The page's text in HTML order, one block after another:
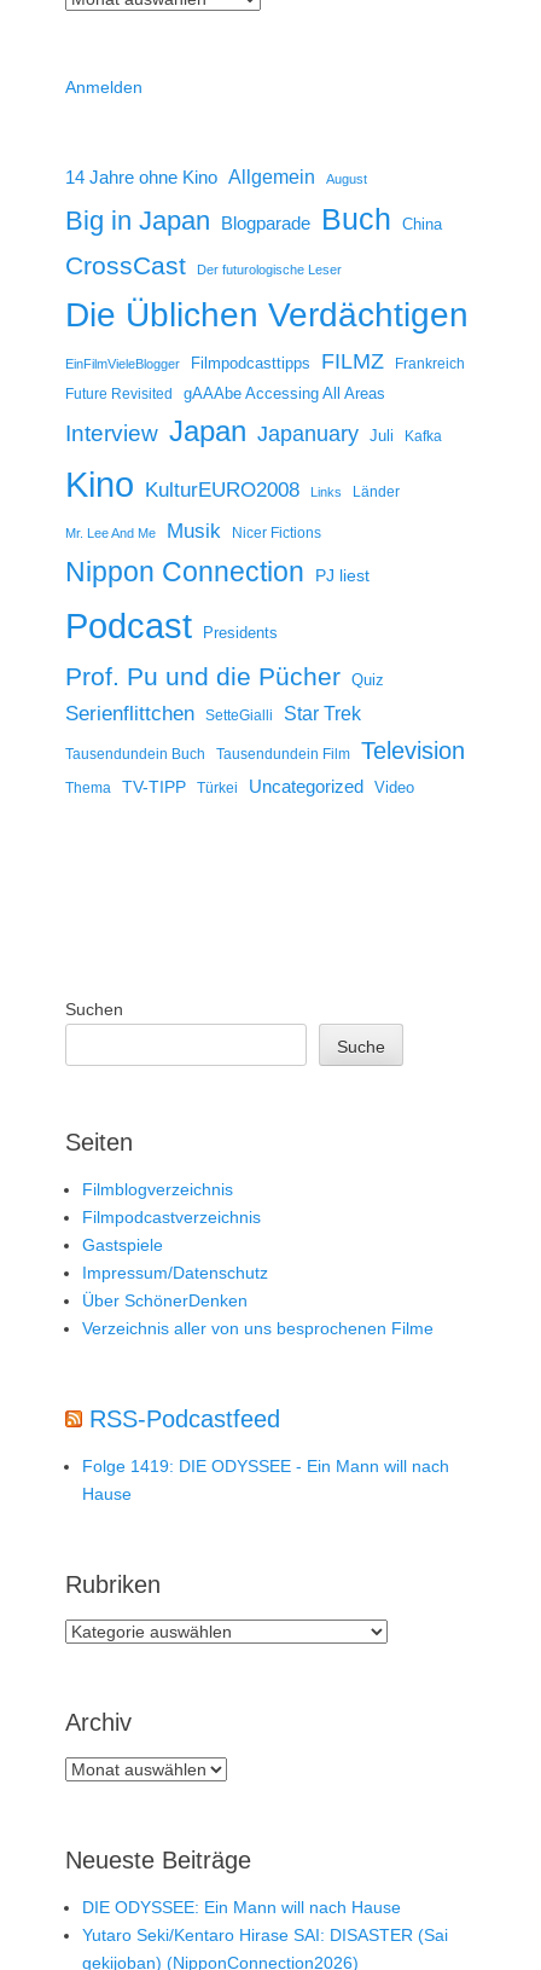
Anmelden
14 Jahre ohne Kino Allgemein August
Big in Japan Blogparade Buch China
CrossCast Der futurologische Leser
Die Üblichen Verdächtigen
EinFilmVieleBlogger Filmpodcasttipps FILMZ
Frankreich
Future Revisited
gAAAbe Accessing All Areas
Interview Japan Japanuary Juli Kafka
Kino KulturEURO2008 Links Länder
Mr. Lee And Me Musik Nicer Fictions
Nippon Connection PJ liest
Podcast Presidents
Prof. Pu und die Pücher Quiz
Serienflittchen SetteGialli Star Trek
Tausendundein Buch Tausendundein Film Television
Thema TV-TIPP Türkei Uncategorized Video
Suchen
Suche
Seiten
Filmblogverzeichnis
Filmpodcastverzeichnis
Gastspiele
Impressum/Datenschutz
Über SchönerDenken
Verzeichnis aller von uns besprochenen Filme
RSS-Podcastfeed
Folge 1419: DIE ODYSSEE - Ein Mann will nach
Hause
Rubriken
Rubriken
Archiv
Archiv
Neueste Beiträge
DIE ODYSSEE: Ein Mann will nach Hause
Yutaro Seki/Kentaro Hirase SAI: DISASTER (Sai
gekijoban) (NipponConnection2026)